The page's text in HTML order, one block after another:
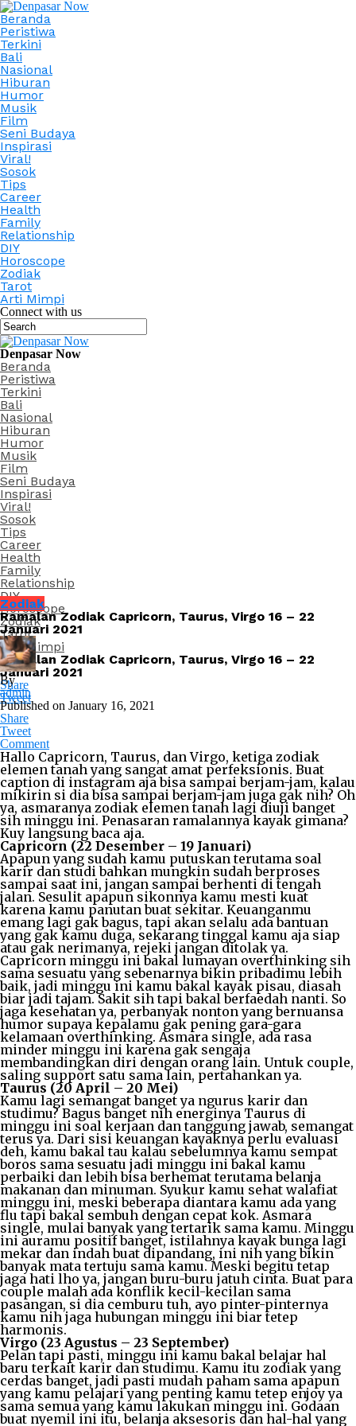
Beranda
Peristiwa
Terkini
Bali
Nasional
Hiburan
Humor
Musik
Film
Seni Budaya
Inspirasi
Viral!
Sosok
Tips
Career
Health
Family
Relationship
DIY
Horoscope
Zodiak
Tarot
Arti Mimpi
Connect with us
Denpasar Now
Beranda
Peristiwa
Terkini
Bali
Nasional
Hiburan
Humor
Musik
Film
Seni Budaya
Inspirasi
Viral!
Sosok
Tips
Career
Health
Family
Relationship
DIY
Horoscope
Zodiak
Tarot
Arti Mimpi
Ramalan Zodiak Capricorn, Taurus, Virgo 16 – 22
Januari 2021
Share
Tweet
Zodiak
Ramalan Zodiak Capricorn, Taurus, Virgo 16 – 22
Januari 2021
By
admin
Published on January 16, 2021
Share
Tweet
Comment
Hallo Capricorn, Taurus, dan Virgo, ketiga zodiak
elemen tanah yang sangat amat perfeksionis. Buat
caption di instagram aja bisa sampai berjam-jam, kalau
mikirin si dia bisa sampai berjam-jam juga gak nih? Oh
ya, asmaranya zodiak elemen tanah lagi diuji banget
sih minggu ini. Penasaran ramalannya kayak gimana?
Kuy langsung baca aja.
Capricorn (22 Desember – 19 Januari)
Apapun yang sudah kamu putuskan terutama soal
karir dan studi bahkan mungkin sudah berproses
sampai saat ini, jangan sampai berhenti di tengah
jalan. Sesulit apapun sikonnya kamu mesti kuat
karena kamu panutan buat sekitar. Keuanganmu
emang lagi gak bagus, tapi akan selalu ada bantuan
yang gak kamu duga, sekarang tinggal kamu aja siap
atau gak nerimanya, rejeki jangan ditolak ya.
Capricorn minggu ini bakal lumayan overthinking sih
sama sesuatu yang sebenarnya bikin pribadimu lebih
baik, jadi minggu ini kamu bakal kayak pisau, diasah
biar jadi tajam. Sakit sih tapi bakal berfaedah nanti. So
jaga kesehatan ya, perbanyak nonton yang bernuansa
humor supaya kepalamu gak pening gara-gara
kelamaan overthinking. Asmara single, ada rasa
minder minggu ini karena gak sengaja
membandingkan diri dengan orang lain. Untuk couple,
saling support satu sama lain, pertahankan ya.
Taurus (20 April – 20 Mei)
Kamu lagi semangat banget ya ngurus karir dan
studimu? Bagus banget nih energinya Taurus di
minggu ini soal kerjaan dan tanggung jawab, semangat
terus ya. Dari sisi keuangan kayaknya perlu evaluasi
deh, kamu bakal tau kalau sebelumnya kamu sempat
boros sama sesuatu jadi minggu ini bakal kamu
perbaiki dan lebih bisa berhemat terutama belanja
makanan dan minuman. Syukur kamu sehat walafiat
minggu ini, meski beberapa diantara kamu ada yang
flu tapi bakal sembuh dengan cepat kok. Asmara
single, mulai banyak yang tertarik sama kamu. Minggu
ini auramu positif banget, istilahnya kayak bunga lagi
mekar dan indah buat dipandang, ini nih yang bikin
banyak mata tertuju sama kamu. Meski begitu tetap
jaga hati lho ya, jangan buru-buru jatuh cinta. Buat para
couple malah ada konflik kecil-kecilan sama
pasangan, si dia cemburu tuh, ayo pinter-pinternya
kamu nih jaga hubungan minggu ini biar tetep
harmonis.
Virgo (23 Agustus – 23 September)
Pelan tapi pasti, minggu ini kamu bakal belajar hal
baru terkait karir dan studimu. Kamu itu zodiak yang
cerdas banget, jadi pasti mudah paham sama apapun
yang kamu pelajari yang penting kamu tetep enjoy ya
sama semua yang kamu lakukan minggu ini. Godaan
buat nyemil ini itu, belanja aksesoris dan hal-hal yang